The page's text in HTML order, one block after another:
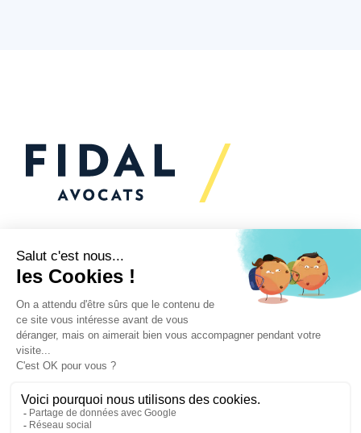
Vous souhaitez échanger
avec nous ?
Nous sommes
à votre écoute
Vos enjeux
Nos expertises